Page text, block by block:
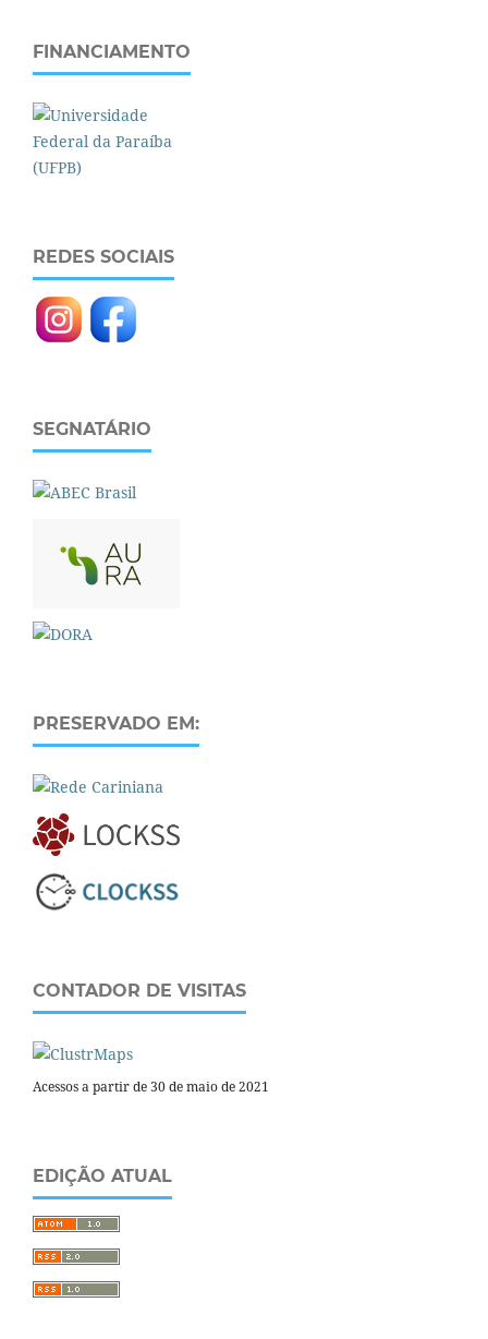
FINANCIAMENTO
REDES SOCIAIS
SEGNATÁRIO
PRESERVADO EM:
CONTADOR DE VISITAS
Acessos a partir de 30 de maio de 2021
EDIÇÃO ATUAL